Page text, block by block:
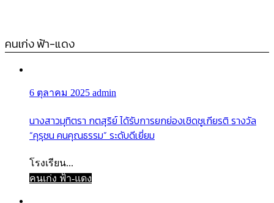
คนเก่ง ฟ้า-แดง
6 ตุลาคม 2025 admin
นางสาวมุทิตรา กตสุริย์ ได้รับการยกย่องเชิดชูเกียรติ รางวัล
“คุรุชน คนคุณธรรม” ระดับดีเยี่ยม
โรงเรียน...
คนเก่ง ฟ้า-แดง